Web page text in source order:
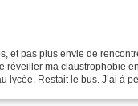
et pas plus envie de
réveiller ma claustrophobie
lycée. Restait le bus. J’ai à